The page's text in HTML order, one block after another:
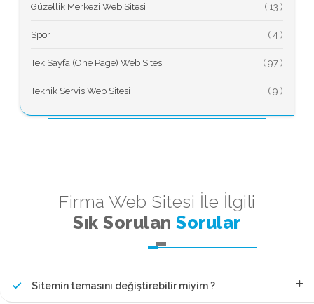
Güzellik Merkezi Web Sitesi (
Spor (
Tek Sayfa (One Page) Web Sitesi (
Teknik Servis Web Sitesi (
Firma Web Sitesi İle İlgili
Sık SorulanSorular
Sitemin temasını değiştirebilir miyim ?